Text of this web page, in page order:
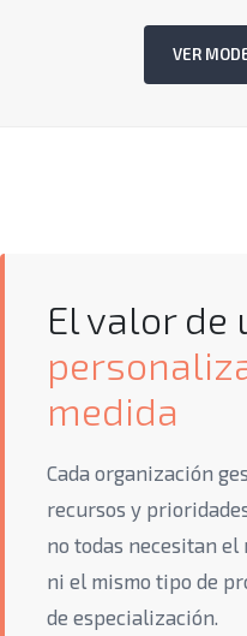
VER
El valor de
medida
Cada organización
recursos y
no todas necesitan el
ni el mismo tipo de
de especialización.